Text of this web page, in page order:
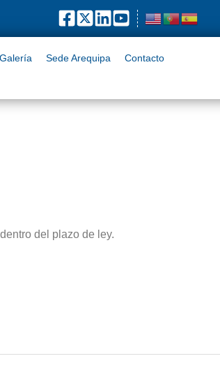
Sede Arequipa Contacto AFILIATE
Galería Sede Arequipa Contacto
del plazo de ley.